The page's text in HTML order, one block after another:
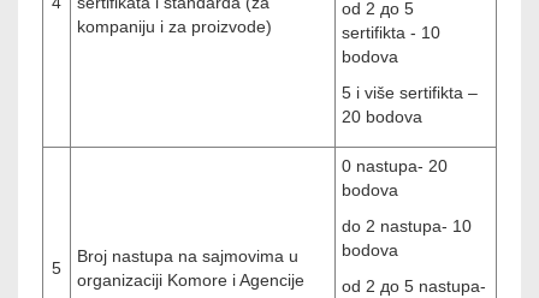
kompaniju i za proizvode)
od 2 до 5
sertifikta - 10
bodova
5 i više sertifikta –
20 bodova
5
Broj nastupa na sajmovima u
organizaciji Komore i Agencije
0 nastupa- 20
bodova
do 2 nastupa- 10
bodova
od 2 до 5 nastupa-